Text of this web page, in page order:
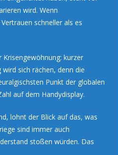
wird. Wenn
schneller als es
kurzer
sich rächen, denn die
Punkt der globalen
auf dem Handydisplay.
lohnt der Blick auf das, was
sind immer auch
stoßen würden. Das